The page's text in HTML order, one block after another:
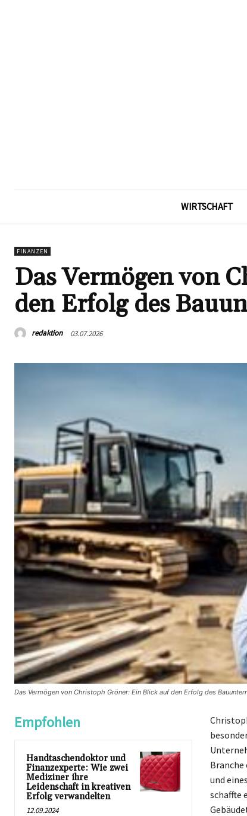
WIRTSCHAFT
FINANZEN
Das Vermögen von
den Erfolg des
redaktion 03.07.2026
Das Vermögen von Christoph Gröner: Ein Blick auf den Erfolg des
Empfohlen
Handtaschendoktor und
Finanzexperte: Wie zwei
Mediziner ihre
Leidenschaft in kreativen
Erfolg verwandelten
12.09.2024
und
schaffte